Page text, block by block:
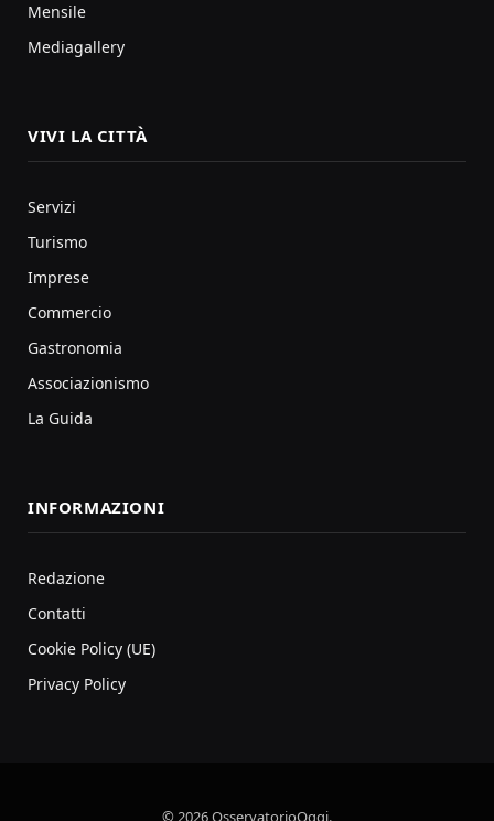
Mensile
Mediagallery
VIVI LA CITTÀ
Servizi
Turismo
Imprese
Commercio
Gastronomia
Associazionismo
La Guida
INFORMAZIONI
Redazione
Contatti
Cookie Policy (UE)
Privacy Policy
© 2026 OsservatorioOggi.